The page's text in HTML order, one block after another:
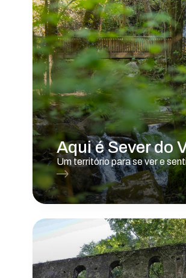
Aqui é Sever do
Um território para se ver e